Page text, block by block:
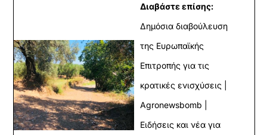
Διαβάστε επίσης:
Δημόσια διαβούλευση
της Ευρωπαϊκής
Επιτροπής για τις
κρατικές ενισχύσεις |
Agronewsbomb |
Ειδήσεις και νέα για